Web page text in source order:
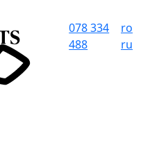
078 334
488
ro
ru